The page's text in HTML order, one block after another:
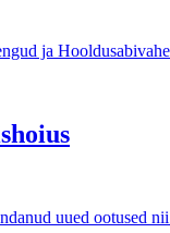
ja
uued ootused